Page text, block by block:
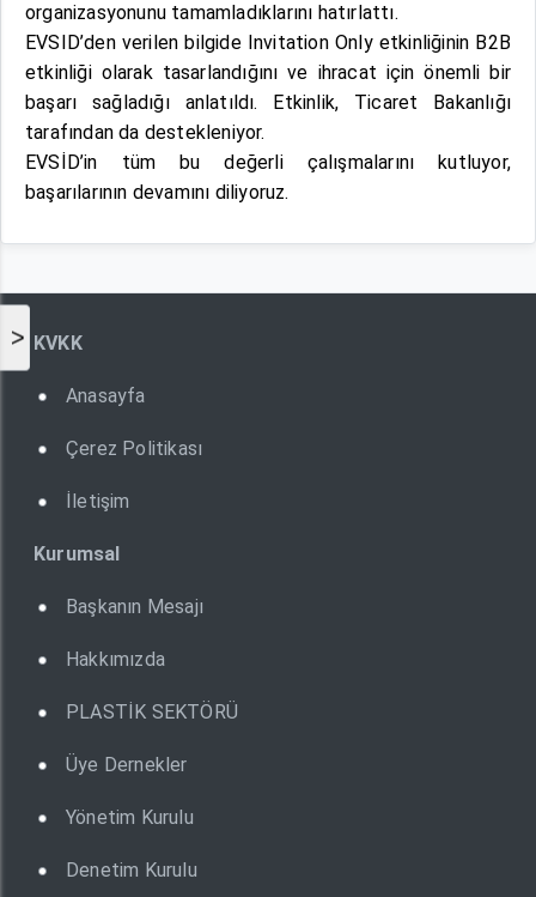
>
organizasyonunu tamamladıklarını hatırlattı.
EVSID’den verilen bilgide Invitation Only etkinliğinin B2B
etkinliği olarak tasarlandığını ve ihracat için önemli bir
başarı sağladığı anlatıldı. Etkinlik, Ticaret Bakanlığı
tarafından da destekleniyor.
EVSİD’in tüm bu değerli çalışmalarını kutluyor,
başarılarının devamını diliyoruz.
KVKK
Anasayfa
Çerez Politikası
İletişim
Kurumsal
Başkanın Mesajı
Hakkımızda
PLASTİK SEKTÖRÜ
Üye Dernekler
Yönetim Kurulu
Denetim Kurulu